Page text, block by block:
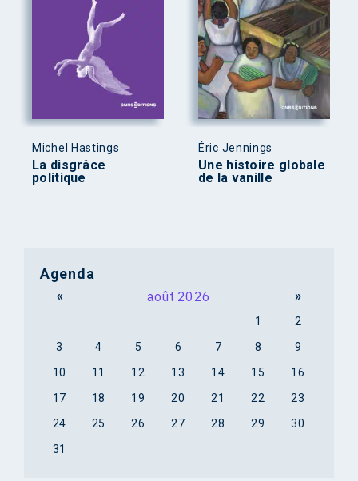
Michel Hastings
La disgrâce
politique
Éric Jennings
Une histoire globale
de la vanille
Agenda
« août 2026 »
1
2
3
4 5 6 7 8
9
10
11 12 13 14 15
16
17
18 19 20 21 22
23
24
25 26 27 28 29
30
31